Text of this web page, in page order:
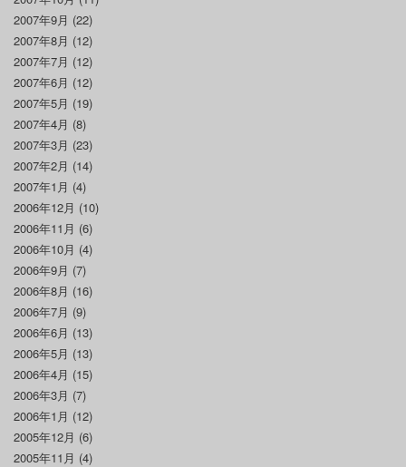
2007年9月 (22)
2007年8月 (12)
2007年7月 (12)
2007年6月 (12)
2007年5月 (19)
2007年4月 (8)
2007年3月 (23)
2007年2月 (14)
2007年1月 (4)
2006年12月 (10)
2006年11月 (6)
2006年10月 (4)
2006年9月 (7)
2006年8月 (16)
2006年7月 (9)
2006年6月 (13)
2006年5月 (13)
2006年4月 (15)
2006年3月 (7)
2006年1月 (12)
2005年12月 (6)
2005年11月 (4)